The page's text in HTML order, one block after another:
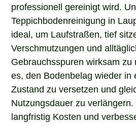
professionell gereinigt wird.
Teppichbodenreinigung in
ideal, um Laufstraßen, tief
Verschmutzungen und
Gebrauchsspuren wirksam zu
es, den Bodenbelag wieder in
Zustand zu versetzen und
Nutzungsdauer zu
langfristig Kosten und